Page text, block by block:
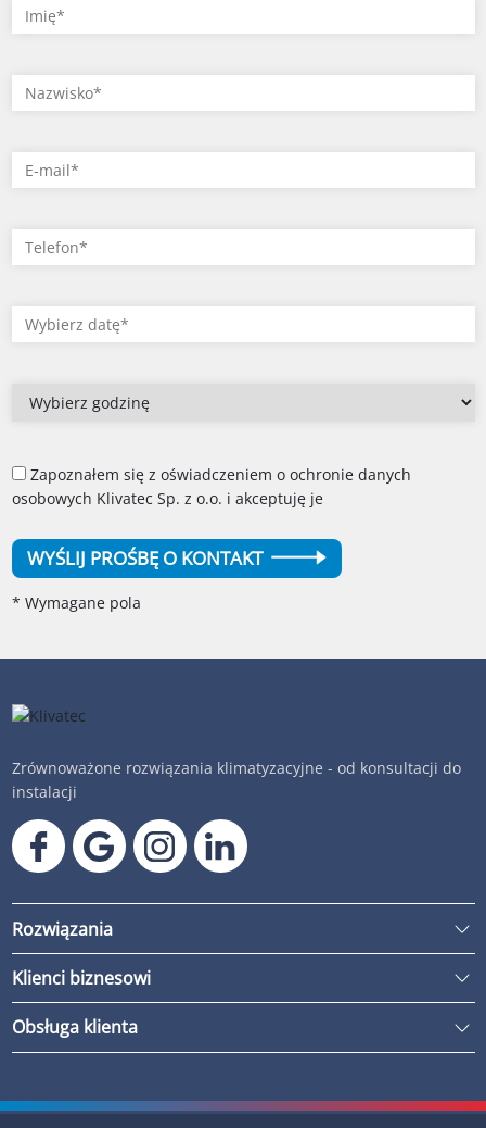
Zapoznałem się z oświadczeniem o ochronie danych
osobowych Klivatec Sp. z o.o. i akceptuję je
WYŚLIJ PROŚBĘ O KONTAKT
* Wymagane pola
Zrównoważone rozwiązania klimatyzacyjne - od konsultacji do
instalacji
Rozwiązania
Klienci biznesowi
Obsługa klienta